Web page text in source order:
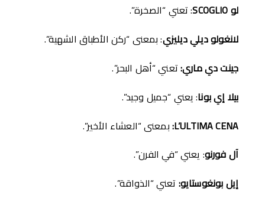
لوSCOGLIO: تعني “الصخرة”.
لانغولو ديلي ديليزي: بمعنى “ركن الأطباق الشهية”.
جينت دي ماري:تعني “أهل البحر”.
بيلا إي بونا: يعني “جميل وجيد”.
L’ULTIMA CENA: بمعنى “العشاء الأخير”.
آل فورنو: يعني “في الفرن”.
إيل بونغوستايو: تعني “الذواقة”.